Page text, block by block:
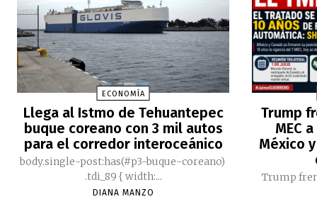
ECONOMÍA
Llega al Istmo de Tehuantepec
buque coreano con 3 mil autos
para el corredor interoceánico
body.single-post:has(#p3-buque-coreano)
.tdi_89 { width:...
DIANA MANZO
Trump
MEC
México
Trump